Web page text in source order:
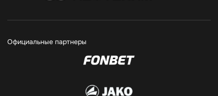
Официальные партнеры